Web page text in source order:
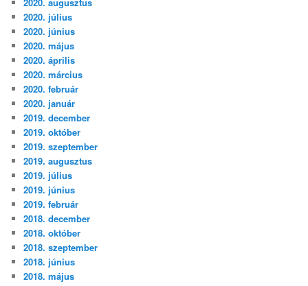
2020. augusztus
2020. július
2020. június
2020. május
2020. április
2020. március
2020. február
2020. január
2019. december
2019. október
2019. szeptember
2019. augusztus
2019. július
2019. június
2019. február
2018. december
2018. október
2018. szeptember
2018. június
2018. május